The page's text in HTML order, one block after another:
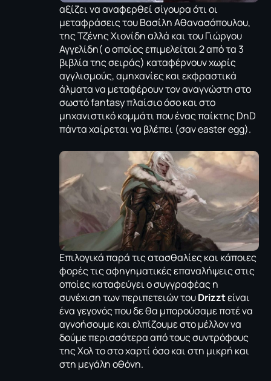
αξίζει να αναφερθεί σίγουρα ότι οι
μεταφράσεις του Βασίλη Αθανασόπουλου,
της Τζένης Χιονίδη αλλά και του Γιώργου
Αγγελίδη( ο οποίος επιμελείται 2 από τα 3
βιβλία της σειράς) καταφέρνουν χωρίς
αγγλισμούς, αμηχανίες και εκφραστικά
άλματα να μεταφέρουν τον αναγνώστη στο
σωστό fantasy πλαίσιο όσο και στο
μηχανιστικό κομμάτι που ένας παίκτης DnD
πάντα χαίρεται να βλέπει (σαν easter egg).
Επιλογικά παρά τις ατασθαλίες και κάποιες
φορές τις αφηγηματικές επαναλήψεις στις
οποίες καταφεύγει ο συγγραφέας η
συνέχιση των περιπετειών τουDrizztείναι
ένα γεγονός που δε θα μπορούσαμε ποτέ να
αγνοήσουμε και ελπίζουμε στο μέλλον να
δούμε περισσότερα από τους συντρόφους
της Χολ το στο χαρτί όσο και στη μικρή και
στη μεγάλη οθόνη.